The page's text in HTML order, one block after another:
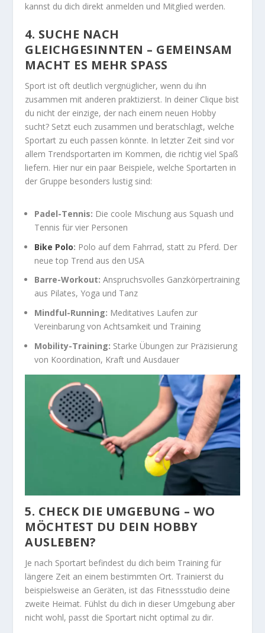
kannst du dich direkt anmelden und Mitglied werden.
4. SUCHE NACH
GLEICHGESINNTEN – GEMEINSAM
MACHT ES MEHR SPASS
Sport ist oft deutlich vergnüglicher, wenn du ihn
zusammen mit anderen praktizierst. In deiner Clique bist
du nicht der einzige, der nach einem neuen Hobby
sucht? Setzt euch zusammen und beratschlagt, welche
Sportart zu euch passen könnte. In letzter Zeit sind vor
allem Trendsportarten im Kommen, die richtig viel Spaß
liefern. Hier nur ein paar Beispiele, welche Sportarten in
der Gruppe besonders lustig sind:
Padel-Tennis: Die coole Mischung aus Squash und
Tennis für vier Personen
Bike Polo: Polo auf dem Fahrrad, statt zu Pferd. Der
neue top Trend aus den USA
Barre-Workout: Anspruchsvolles Ganzkörpertraining
aus Pilates, Yoga und Tanz
Mindful-Running: Meditatives Laufen zur
Vereinbarung von Achtsamkeit und Training
Mobility-Training: Starke Übungen zur Präzisierung
von Koordination, Kraft und Ausdauer
5. CHECK DIE UMGEBUNG – WO
MÖCHTEST DU DEIN HOBBY
AUSLEBEN?
Je nach Sportart befindest du dich beim Training für
längere Zeit an einem bestimmten Ort. Trainierst du
beispielsweise an Geräten, ist das Fitnessstudio deine
zweite Heimat. Fühlst du dich in dieser Umgebung aber
nicht wohl, passt die Sportart nicht optimal zu dir.